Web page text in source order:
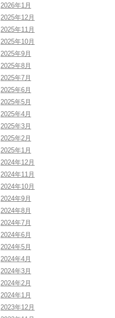
2026年1月
2025年12月
2025年11月
2025年10月
2025年9月
2025年8月
2025年7月
2025年6月
2025年5月
2025年4月
2025年3月
2025年2月
2025年1月
2024年12月
2024年11月
2024年10月
2024年9月
2024年8月
2024年7月
2024年6月
2024年5月
2024年4月
2024年3月
2024年2月
2024年1月
2023年12月